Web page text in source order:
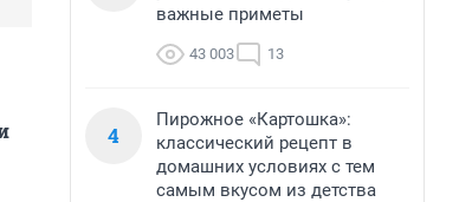
важные приметы
43 003 13
4
Пирожное «Картошка»:
классический рецепт в
домашних условиях с тем
самым вкусом из детства